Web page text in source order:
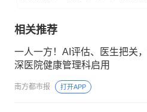
相关推荐
一人一方！AI评估、医生把关
深医院健康管理科启用
南方都市报 打开APP